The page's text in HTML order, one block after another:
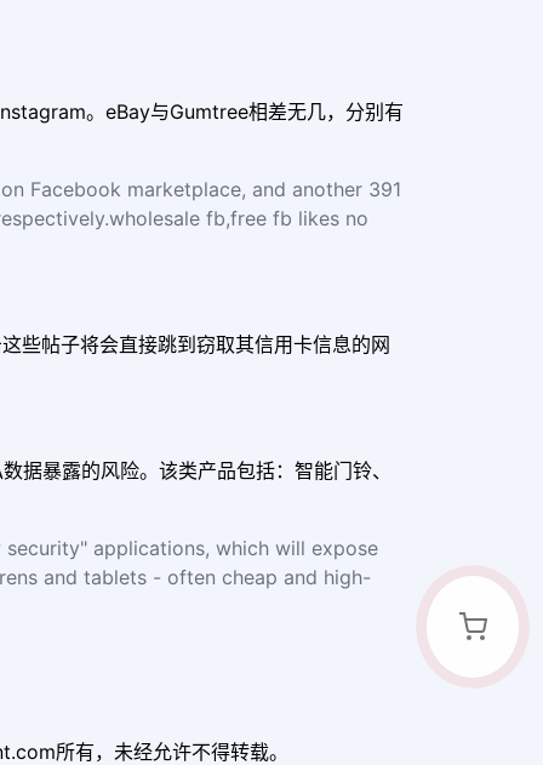
。eBay与Gumtree相差无几，分别有
Facebook marketplace, and another 391
fb,free fb likes no
些帖子将会直接跳到窃取其信用卡信息的网
据暴露的风险。该类产品包括：智能门铃、
applications, which will expose
and tablets - often cheap and high-
所有，未经允许不得转载。